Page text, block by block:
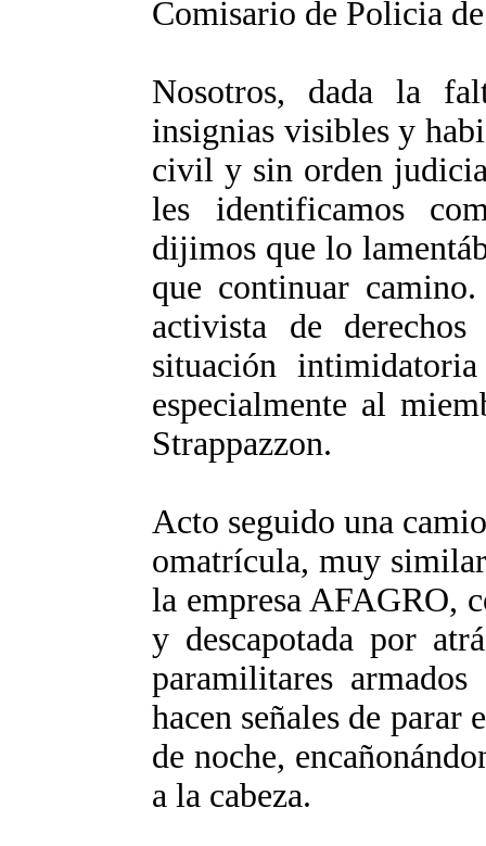
Comisario de Policia
Nosotros, dada la
insignias visibles y
civil y sin orden
les identificamos
dijimos que lo
que continuar
activista de
situación
especialmente al
Strappazzon.
Acto seguido una
omatrícula, muy
la empresa AFAGRO,
y descapotada por
paramilitares
hacen señales de parar
de noche,
a la cabeza.